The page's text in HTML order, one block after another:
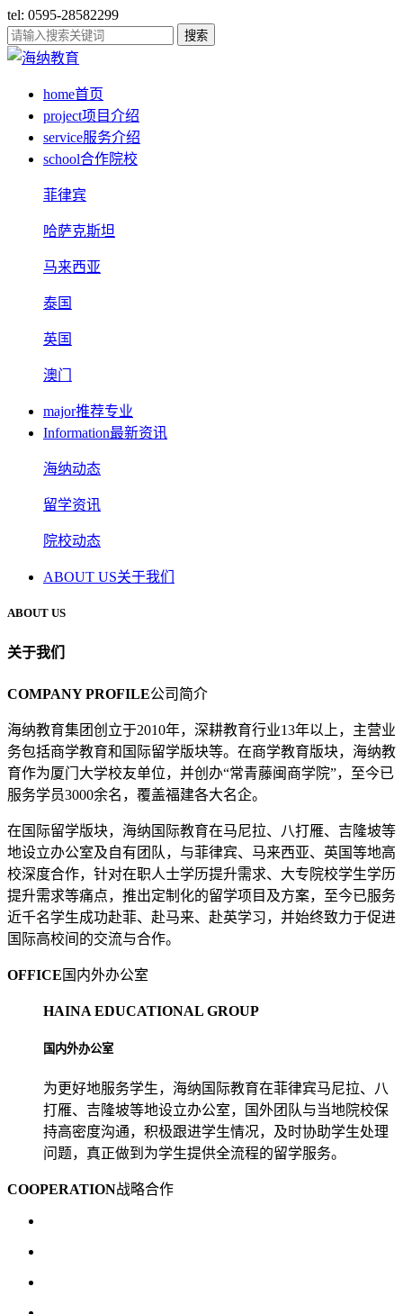
tel: 0595-28582299
搜索
home首页
project项目介绍
service服务介绍
school合作院校
菲律宾
哈萨克斯坦
马来西亚
泰国
英国
澳门
major推荐专业
Information最新资讯
海纳动态
留学资讯
院校动态
ABOUT US关于我们
ABOUT US
关于我们
COMPANY PROFILE公司简介
海纳教育集团创立于2010年，深耕教育行业13年以上，主营业
务包括商学教育和国际留学版块等。在商学教育版块，海纳教
育作为厦门大学校友单位，并创办“常青藤闽商学院”，至今已
服务学员3000余名，覆盖福建各大名企。
在国际留学版块，海纳国际教育在马尼拉、八打雁、吉隆坡等
地设立办公室及自有团队，与菲律宾、马来西亚、英国等地高
校深度合作，针对在职人士学历提升需求、大专院校学生学历
提升需求等痛点，推出定制化的留学项目及方案，至今已服务
近千名学生成功赴菲、赴马来、赴英学习，并始终致力于促进
国际高校间的交流与合作。
OFFICE 国内外办公室
HAINA EDUCATIONAL GROUP
国内外办公室
为更好地服务学生，海纳国际教育在菲律宾马尼拉、八
打雁、吉隆坡等地设立办公室，国外团队与当地院校保
持高密度沟通，积极跟进学生情况，及时协助学生处理
问题，真正做到为学生提供全流程的留学服务。
COOPERATION战略合作